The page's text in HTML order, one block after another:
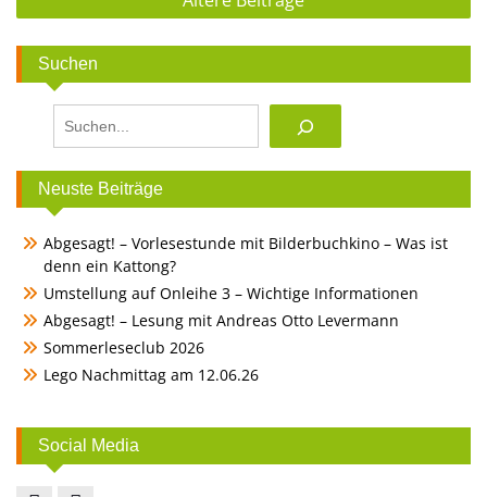
Suchen
Neuste Beiträge
Abgesagt! – Vorlesestunde mit Bilderbuchkino – Was ist
denn ein Kattong?
Umstellung auf Onleihe 3 – Wichtige Informationen
Abgesagt! – Lesung mit Andreas Otto Levermann
Sommerleseclub 2026
Lego Nachmittag am 12.06.26
Social Media